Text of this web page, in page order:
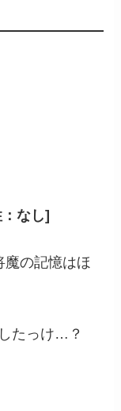
なし]
の記憶はほ
たっけ…？